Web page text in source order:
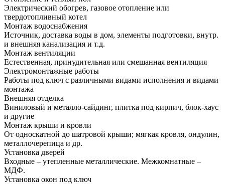
Электрический обогрев, газовое отопление или
твердотопливный котел
Монтаж водоснабжения
Источник, доставка воды в дом, элементы подготовки, внутр.
и внешняя канализация и т.д.
Монтаж вентиляции
Естественная, принудительная или смешанная вентиляция
Электромонтажные работы
Работы под ключ с различными видами исполнения и видами
монтажа
Внешняя отделка
Виниловый и металло-сайдинг, плитка под кирпич, блок-хаус
и другие
Монтаж крыши и кровли
От односкатной до шатровой крыши; мягкая кровля, ондулин,
металлочерепица и др.
Установка дверей
Входные – утепленные металлические. Межкомнатные –
МДФ.
Установка окон под ключ